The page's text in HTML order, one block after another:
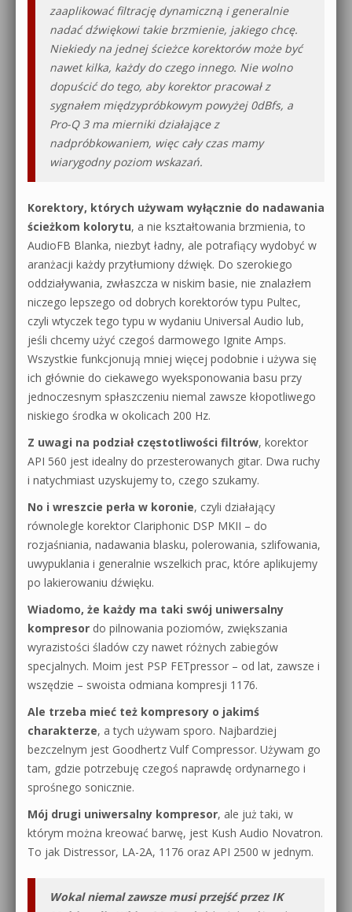
zaaplikować filtrację dynamiczną i generalnie
nadać dźwiękowi takie brzmienie, jakiego chcę.
Niekiedy na jednej ścieżce korektorów może być
nawet kilka, każdy do czego innego. Nie wolno
dopuścić do tego, aby korektor pracował z
sygnałem międzypróbkowym powyżej 0dBfs, a
Pro-Q 3 ma mierniki działające z
nadpróbkowaniem, więc cały czas mamy
wiarygodny poziom wskazań.
Korektory, których używam wyłącznie do nadawania
ścieżkom kolorytu, a nie kształtowania brzmienia, to
AudioFB Blanka, niezbyt ładny, ale potrafiący wydobyć w
aranżacji każdy przytłumiony dźwięk. Do szerokiego
oddziaływania, zwłaszcza w niskim basie, nie znalazłem
niczego lepszego od dobrych korektorów typu Pultec,
czyli wtyczek tego typu w wydaniu Universal Audio lub,
jeśli chcemy użyć czegoś darmowego Ignite Amps.
Wszystkie funkcjonują mniej więcej podobnie i używa się
ich głównie do ciekawego wyeksponowania basu przy
jednoczesnym spłaszczeniu niemal zawsze kłopotliwego
niskiego środka w okolicach 200 Hz.
Z uwagi na podział częstotliwości filtrów, korektor
API 560 jest idealny do przesterowanych gitar. Dwa ruchy
i natychmiast uzyskujemy to, czego szukamy.
No i wreszcie perła w koronie, czyli działający
równolegle korektor Clariphonic DSP MKII – do
rozjaśniania, nadawania blasku, polerowania, szlifowania,
uwypuklania i generalnie wszelkich prac, które aplikujemy
po lakierowaniu dźwięku.
Wiadomo, że każdy ma taki swój uniwersalny
kompresor do pilnowania poziomów, zwiększania
wyrazistości śladów czy nawet różnych zabiegów
specjalnych. Moim jest PSP FETpressor – od lat, zawsze i
wszędzie – swoista odmiana kompresji 1176.
Ale trzeba mieć też kompresory o jakimś
charakterze, a tych używam sporo. Najbardziej
bezczelnym jest Goodhertz Vulf Compressor. Używam go
tam, gdzie potrzebuję czegoś naprawdę ordynarnego i
sprośnego sonicznie.
Mój drugi uniwersalny kompresor, ale już taki, w
którym można kreować barwę, jest Kush Audio Novatron.
To jak Distressor, LA-2A, 1176 oraz API 2500 w jednym.
Wokal niemal zawsze musi przejść przez IK